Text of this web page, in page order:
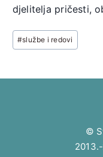
djelitelja pričesti,
Post
Tags:
#službe i redovi
©